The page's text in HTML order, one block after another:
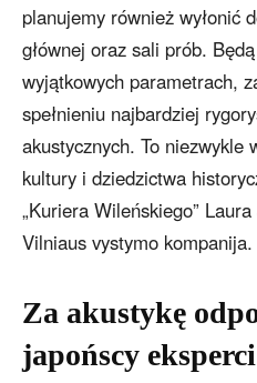
planujemy również wyłonić
głównej oraz sali prób.
wyjątkowych parametrach,
spełnieniu najbardziej
akustycznych. To niezwykle
kultury i dziedzictwa
„Kuriera Wileńskiego”
Vilniaus vystymo kompanija.
Za akustykę
japońscy eksperci